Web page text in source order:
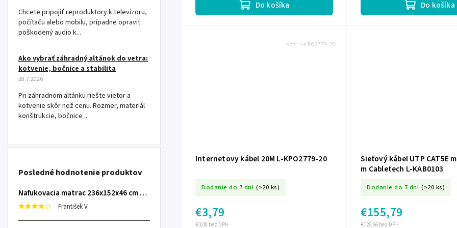
Chcete pripojiť reproduktory k televízoru,
počítaču alebo mobilu, prípadne opraviť
poškodený audio k...
Ako vybrať záhradný altánok do vetra:
kotvenie, bočnice a stabilita
28.7.2026
Pri záhradnom altánku riešte vietor a
kotvenie skôr než cenu. Rozmer, materiál
konštrukcie, bočnice ...
Posledné hodnotenie produktov
Nafukovacia matrac 236x152x46 cm so zabudovanou elektrickou pumpou INTEX 64448
František V.
Do košíka Do košíka
Internetovy kábel 20M L-KPO2779-20
Dodanie do 7 dní (>20 ks)
€3,08 bez DPH
€3,79
Kód: L-KPO2779-20
Sieťový kábel UTP CAT5E
m Cabletech L-KAB0103
Dodanie do 7 dní (>20 ks)
€126,66 bez DPH
€155,79